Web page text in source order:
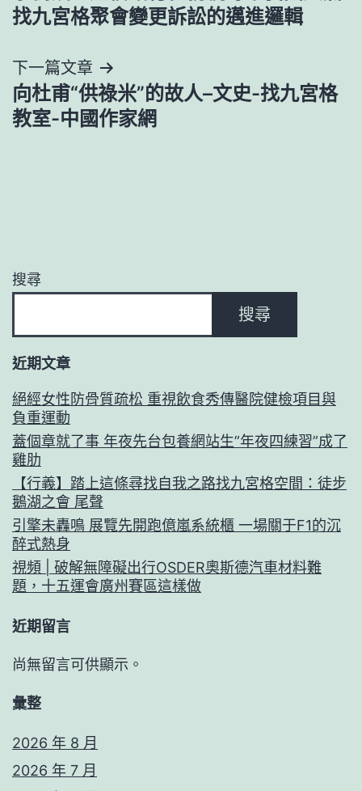
覽
找九宮格聚會變更訴訟的邁進邏輯
下一篇文章
向杜甫“供祿米”的故人–文史-找九宮格
教室-中國作家網
搜尋
搜尋
近期文章
絕經女性防骨質疏松 重視飲食秀傳醫院健檢項目與
負重運動
蓋個章就了事 年夜先台包養網站生”年夜四練習”成了
雞肋
【行義】踏上這條尋找自我之路找九宮格空間：徒步
鵝湖之會 尾聲
引擎未轟鳴 展覽先開跑億嵐系統櫃 一場關于F1的沉
醉式熱身
視頻 | 破解無障礙出行OSDER奧斯德汽車材料難
題，十五運會廣州賽區這樣做
近期留言
尚無留言可供顯示。
彙整
2026 年 8 月
2026 年 7 月